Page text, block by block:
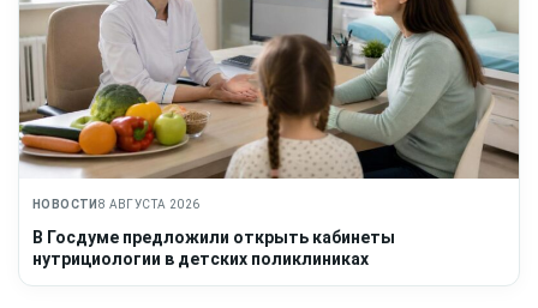
НОВОСТИ 8 АВГУСТА 2026
В Госдуме предложили открыть кабинеты
нутрициологии в детских поликлиниках